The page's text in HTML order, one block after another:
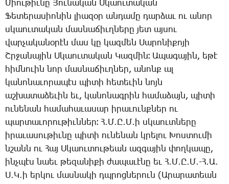
­Միու­թիւ­նը ­Յու­նա­կան Ս­կաու­տա­կան
­Ֆե­տե­րա­սիո­նին լիա­զօր ան­դա­մը դար­ձաւ ու ա­նոր
սկաու­տա­կան մաս­նա­ճիւղ­նե­րը յետ այ­սու
վար­չա­կա­նօ­րէն մաս կը կազ­մեն ­Սա­րո­նի­քո­յի
Շր­ջա­նա­յին Ս­կաու­տա­կան ­Կազ­մին։ Ա­պա­գա­յին, ե­թէ
հիմ­նո­ւին նոր մաս­նա­ճիւղ­ներ, ա­նոնք ալ
կա­նո­նա­ւո­րա­պէս պի­տի հե­տե­ւին նոյն
աշ­խա­տա­ձե­ւին եւ, կա­նո­նագ­րին հա­մա­ձայն, պի­տի
ու­նե­նան հա­մա­հա­ւա­սար ի­րա­ւունք­ներ ու
պար­տա­ւո­րու­թիւն­ներ։ Հ․Մ․Ը․Մ­․ի սկաուտ­նե­րը
ի­րա­ւա­սու­թիւ­նը պի­տի ու­նե­նան կրե­լու ­Խոս­տու­մի
նշանն ու ­Հայ Ս­կաու­տու­թեան ազ­գա­յին փող­կա­պը,
ինչ­պէս նաեւ թե­զա­նի­քի ժա­պա­ւէ­նը եւ Հ․Մ․Ը․Մ․-Հ․Ա․
Ս․Կ­․ի եր­կու մաս­նա­կի դպրոց­նե­րուն (Ա­րա­րա­տեան